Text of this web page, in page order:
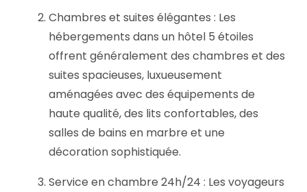
Chambres et suites élégantes : Les
hébergements dans un hôtel 5 étoiles
offrent généralement des chambres et des
suites spacieuses, luxueusement
aménagées avec des équipements de
haute qualité, des lits confortables, des
salles de bains en marbre et une
décoration sophistiquée.
Service en chambre 24h/24 : Les voyageurs